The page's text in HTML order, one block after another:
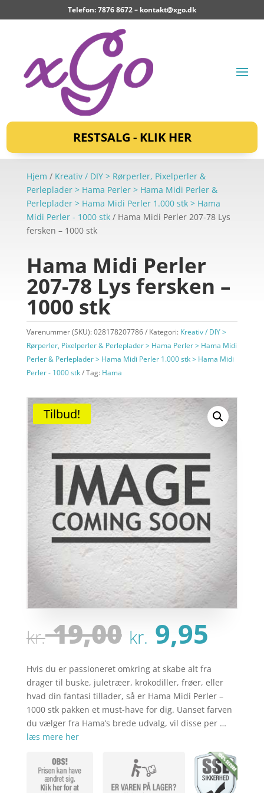
Telefon: 7876 8672 – kontakt@xgo.dk
RESTSALG - KLIK HER
Hjem / Kreativ / DIY > Rørperler, Pixelperler &
Perleplader > Hama Perler > Hama Midi Perler &
Perleplader > Hama Midi Perler 1.000 stk > Hama
Midi Perler - 1000 stk/ Hama Midi Perler 207-78 Lys
fersken – 1000 stk
Hama Midi Perler
207-78 Lys fersken –
1000 stk
Varenummer (SKU):028178207786 Kategori: Kreativ / DIY >
Rørperler, Pixelperler & Perleplader > Hama Perler > Hama Midi
Perler & Perleplader > Hama Midi Perler 1.000 stk > Hama Midi
Perler - 1000 stk
Tag: Hama
Tilbud!
kr.19,00 Den
pris
var:
kr. 19,00.
kr. 9,95
pris
er:
kr.
Hvis du er passioneret omkring at skabe alt fra
drager til buske, juletræer, krokodiller, frøer, eller
hvad din fantasi tillader, så er Hama Midi Perler –
1000 stk pakken et must-have for dig. Uanset farven
du vælger fra Hama’s brede udvalg, vil disse per …
læs mere her